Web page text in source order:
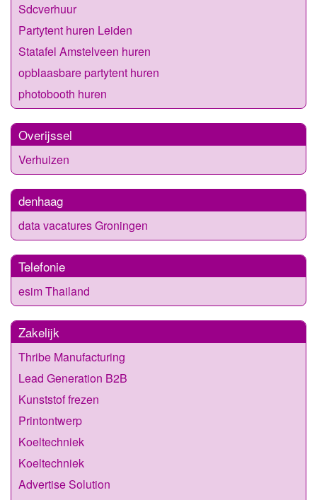
Sdcverhuur
Partytent huren Leiden
Statafel Amstelveen huren
opblaasbare partytent huren
photobooth huren
Overijssel
Verhuizen
denhaag
data vacatures Groningen
Telefonie
esim Thailand
Zakelijk
Thribe Manufacturing
Lead Generation B2B
Kunststof frezen
Printontwerp
Koeltechniek
Koeltechniek
Advertise Solution